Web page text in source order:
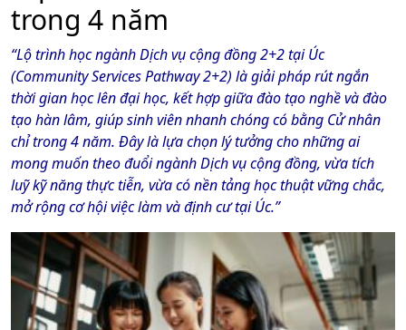
trong 4 năm
“Lộ trình học ngành Dịch vụ cộng đồng 2+2 tại Úc
(Community Services Pathway 2+2) là giải pháp rút ngắn
thời gian học lên đại học, kết hợp giữa đào tạo nghề và đào
tạo hàn lâm, giúp sinh viên nhanh chóng có bằng Cử nhân
chỉ trong 4 năm. Đây là lựa chọn lý tưởng cho những ai
mong muốn theo đuổi ngành Dịch vụ cộng đồng, vừa tích
luỹ kỹ năng thực tiễn, vừa có nền tảng học thuật vững chắc,
mở rộng cơ hội việc làm và định cư tại Úc.”